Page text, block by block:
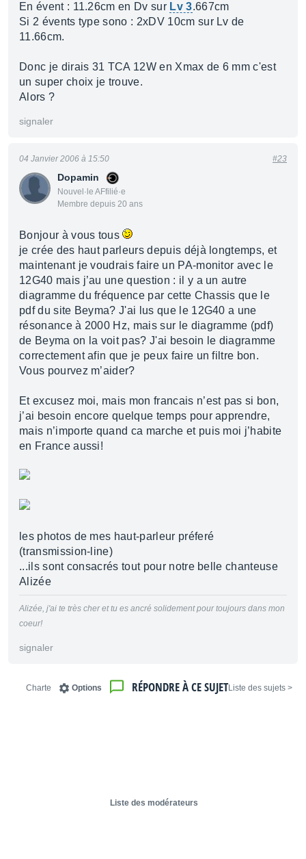
En évent : 11.26cm en Dv sur Lv 3.667cm
Si 2 évents type sono : 2xDV 10cm sur Lv de
11.66cm.
Donc je dirais 31 TCA 12W en Xmax de 6 mm c'est
un super choix je trouve.
Alors ?
signaler
Dopamin
Nouvel·le AFfilié·e
Membre depuis 20 ans
04 Janvier 2006 à 15:50 #23
Bonjour à vous tous
je crée des haut parleurs depuis déjà longtemps, et
maintenant je voudrais faire un PA-monitor avec le
12G40 mais j’au une question : il y a un autre
diagramme du fréquence par cette Chassis que le
pdf du site Beyma? J'ai lus que le 12G40 a une
résonance à 2000 Hz, mais sur le diagramme (pdf)
de Beyma on la voit pas? J'ai besoin le diagramme
correctement afin que je peux faire un filtre bon.
Vous pourvez m’aider?
Et excusez moi, mais mon francais n’est pas si bon,
j’ai besoin encore quelque temps pour apprendre,
mais n’importe quand ca marche et puis moi j’habite
en France aussi!
les photos de mes haut-parleur préferé
(transmission-line)
...ils sont consacrés tout pour notre belle chanteuse
Alizée
Alizée, j'ai te très cher et tu es ancré solidement pour toujours dans mon
coeur!
signaler
< Liste des sujets
RÉPONDRE À CE SUJET
Options
Charte
Liste des modérateurs